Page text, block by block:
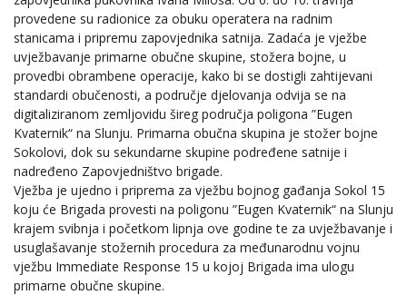
provedene su radionice za obuku operatera na radnim
stanicama i pripremu zapovjednika satnija. Zadaća je vježbe
uvježbavanje primarne obučne skupine, stožera bojne, u
provedbi obrambene operacije, kako bi se dostigli zahtijevani
standardi obučenosti, a područje djelovanja odvija se na
digitaliziranom zemljovidu šireg područja poligona ”Eugen
Kvaternik“ na Slunju. Primarna obučna skupina je stožer bojne
Sokolovi, dok su sekundarne skupine podređene satnije i
nadređeno Zapovjedništvo brigade.
Vježba je ujedno i priprema za vježbu bojnog gađanja Sokol 15
koju će Brigada provesti na poligonu ”Eugen Kvaternik“ na Slunju
krajem svibnja i početkom lipnja ove godine te za uvježbavanje i
usuglašavanje stožernih procedura za međunarodnu vojnu
vježbu Immediate Response 15 u kojoj Brigada ima ulogu
primarne obučne skupine.